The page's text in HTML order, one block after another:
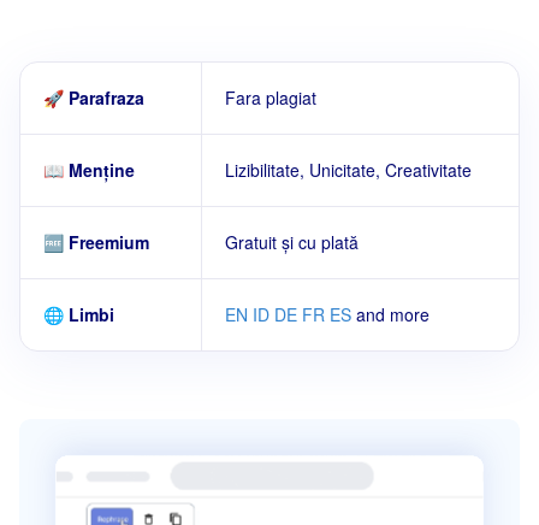
🚀 Parafraza Fara plagiat
📖 Menţine Lizibilitate, Unicitate, Creativitate
🆓 Freemium Gratuit și cu plată
🌐 Limbi EN ID DE FR ES and more